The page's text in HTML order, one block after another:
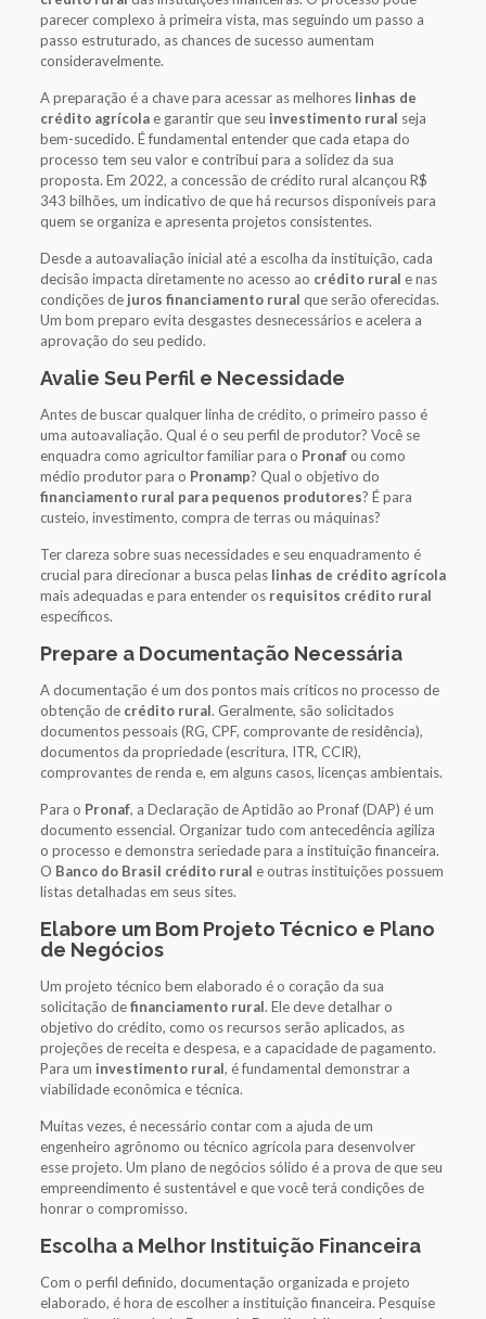
parecer complexo à primeira vista, mas seguindo um passo a
passo estruturado, as chances de sucesso aumentam
consideravelmente.
A preparação é a chave para acessar as melhores linhas de
crédito agrícolae garantir que seu investimento rural seja
bem-sucedido. É fundamental entender que cada etapa do
processo tem seu valor e contribui para a solidez da sua
proposta. Em 2022, a concessão de crédito rural alcançou R$
343 bilhões, um indicativo de que há recursos disponíveis para
quem se organiza e apresenta projetos consistentes.
Desde a autoavaliação inicial até a escolha da instituição, cada
decisão impacta diretamente no acesso ao crédito rural e nas
condições de juros financiamento rural que serão oferecidas.
Um bom preparo evita desgastes desnecessários e acelera a
aprovação do seu pedido.
Avalie Seu Perfil e Necessidade
Antes de buscar qualquer linha de crédito, o primeiro passo é
uma autoavaliação. Qual é o seu perfil de produtor? Você se
enquadra como agricultor familiar para o Pronafou como
médio produtor para o Pronamp? Qual o objetivo do
financiamento rural para pequenos produtores? É para
custeio, investimento, compra de terras ou máquinas?
Ter clareza sobre suas necessidades e seu enquadramento é
crucial para direcionar a busca pelas linhas de crédito agrícola
mais adequadas e para entender os requisitos crédito rural
específicos.
Prepare a Documentação Necessária
A documentação é um dos pontos mais críticos no processo de
obtenção de crédito rural. Geralmente, são solicitados
documentos pessoais (RG, CPF, comprovante de residência),
documentos da propriedade (escritura, ITR, CCIR),
comprovantes de renda e, em alguns casos, licenças ambientais.
Para o Pronaf, a Declaração de Aptidão ao Pronaf (DAP) é um
documento essencial. Organizar tudo com antecedência agiliza
o processo e demonstra seriedade para a instituição financeira.
O Banco do Brasil crédito rural e outras instituições possuem
listas detalhadas em seus sites.
Elabore um Bom Projeto Técnico e Plano
de Negócios
Um projeto técnico bem elaborado é o coração da sua
solicitação definanciamento rural. Ele deve detalhar o
objetivo do crédito, como os recursos serão aplicados, as
projeções de receita e despesa, e a capacidade de pagamento.
Para um investimento rural, é fundamental demonstrar a
viabilidade econômica e técnica.
Muitas vezes, é necessário contar com a ajuda de um
engenheiro agrônomo ou técnico agrícola para desenvolver
esse projeto. Um plano de negócios sólido é a prova de que seu
empreendimento é sustentável e que você terá condições de
honrar o compromisso.
Escolha a Melhor Instituição Financeira
Com o perfil definido, documentação organizada e projeto
elaborado, é hora de escolher a instituição financeira. Pesquise